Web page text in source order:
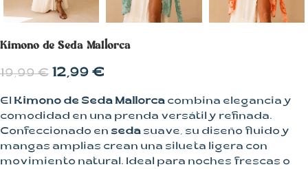
Kimono de Seda Mallorca
19,99€ 12,99 €
El Kimono de Seda Mallorca combina elegancia y
comodidad en una prenda versátil y refinada.
Confeccionado en seda suave, su diseño fluido y
mangas amplias crean una silueta ligera con
movimiento natural. Ideal para noches frescas o